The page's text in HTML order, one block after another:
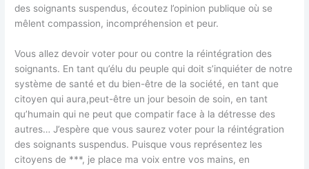
des soignants suspendus, écoutez l’opinion publique où se
mêlent compassion, incompréhension et peur.
Vous allez devoir voter pour ou contre la réintégration des
soignants. En tant qu’élu du peuple qui doit s’inquiéter de notre
système de santé et du bien-être de la société, en tant que
citoyen qui aura,peut-être un jour besoin de soin, en tant
qu’humain qui ne peut que compatir face à la détresse des
autres… J’espère que vous saurez voter pour la réintégration
des soignants suspendus. Puisque vous représentez les
citoyens de ***, je place ma voix entre vos mains, en